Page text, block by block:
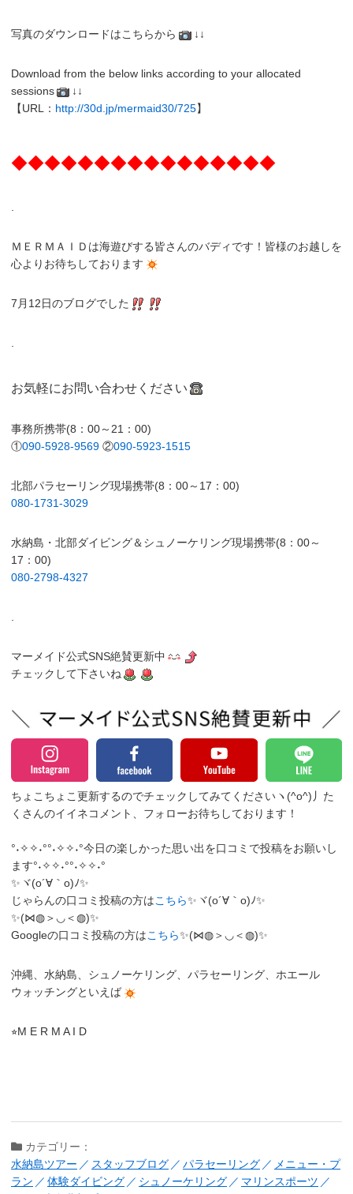
写真のダウンロードはこちらから ↓↓
Download from the below links according to your allocated
sessions
↓↓
【URL： http://30d.jp/mermaid30/725】
◆◆◆◆◆◆◆◆◆◆◆◆◆◆◆◆
ＭＥＲＭＡＩＤは海遊びする皆さんのバディです！皆様のお越しを
心よりお待ちしております
7月12日のブログでした
お気軽にお問い合わせください
事務所携帯(8：00～21：00)
①090-5928-9569 ②090-5923-1515
北部パラセーリング現場携帯(8：00～17：00)
080-1731-3029
水納島・北部ダイビング＆シュノーケリング現場携帯(8：00～
17：00)
080-2798-4327
マーメイド公式SNS絶賛更新中
チェックして下さいね
ちょこちょこ更新するのでチェックしてみてくださいヽ(^o^)丿 た
くさんのイイネコメント、フォローお待ちしております！
°˖✧✧˖°°˖✧✧˖°今日の楽しかった思い出を口コミで投稿をお願いし
ます°˖✧✧˖°°˖✧✧˖°
✨ヾ(o´∀｀o)ﾉ✨
じゃらんの口コミ投稿の方はこちら✨ヾ(o´∀｀o)ﾉ✨
✨(⋈◍＞◡＜◍)✨
Googleの口コミ投稿の方はこちら✨(⋈◍＞◡＜◍)✨
沖縄、水納島、シュノーケリング、パラセーリング、ホエール
ウォッチングといえば
⭐︎M E R M A I D
カテゴリー：
水納島ツアー
スタッフブログ パラセーリング
メニュー・プ
ラン
体験ダイビング シュノーケリング
マリンスポーツ